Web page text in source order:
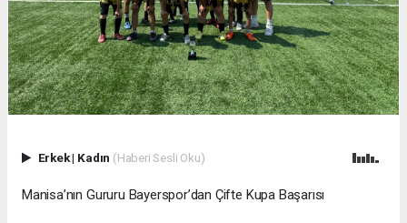
Erkek| Kadın (Haberi Sesli Oku)
Manisa’nın Gururu Bayerspor’dan Çifte Kupa Başarısı